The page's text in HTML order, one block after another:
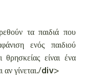
τα παιδιά που
ενός παιδιού
είναι ένα
αν γίνεται./div>